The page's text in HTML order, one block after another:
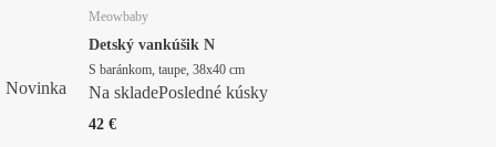
Novinka
Meowbaby
Detský vankúšik N
S baránkom, taupe, 38x40 cm
Na skladePosledné kúsky
42 €